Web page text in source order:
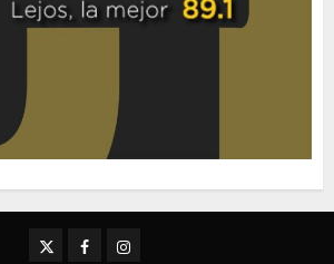
TwitterFacebookInstagram